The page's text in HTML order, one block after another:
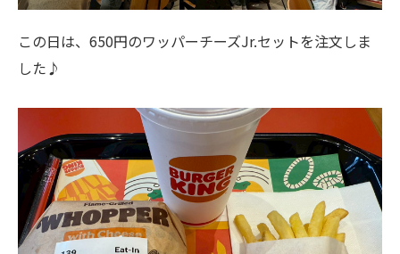
この日は、650円のワッパーチーズJr.セットを注文しま
した♪